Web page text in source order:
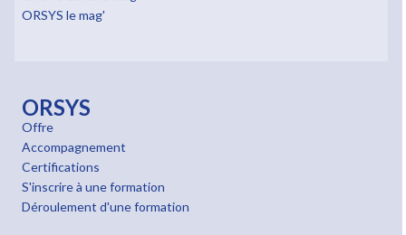
ORSYS le mag'
ORSYS
Offre
Accompagnement
Certifications
S'inscrire à une formation
Déroulement d'une formation